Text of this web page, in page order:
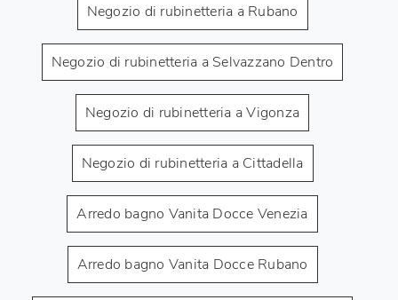
Negozio di rubinetteria a Rubano
Negozio di rubinetteria a Selvazzano Dentro
Negozio di rubinetteria a Vigonza
Negozio di rubinetteria a Cittadella
Arredo bagno Vanita Docce Venezia
Arredo bagno Vanita Docce Rubano